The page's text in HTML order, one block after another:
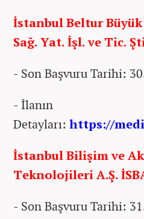
İstanbul Beltur
Sağ. Yat. İşl. ve Tic.
- Son Başvuru Tarihi:
- İlanın
Detayları: https://
İstanbul Bilişim ve
Teknolojileri A.Ş.
- Son Başvuru Tarihi: